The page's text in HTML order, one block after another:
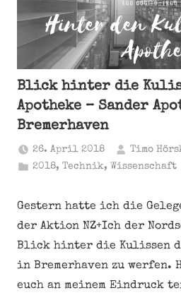
Blick hinter die
Apotheke – Sander
Bremerhaven
26. April 2018
Timo
2018,Technik, Wissenschaft
Gestern hatte ich die
der Aktion NZ+Ich der
Blick hinter die Kulissen
in Bremerhaven zu werfen.
euch an meinem Eindruck